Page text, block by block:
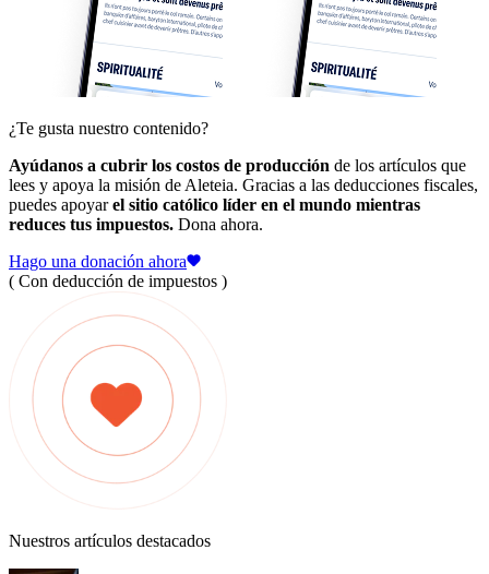
¿Te gusta nuestro contenido?
Ayúdanos a cubrir los costos de producción de los artículos que
lees y apoya la misión de Aleteia. Gracias a las deducciones fiscales,
puedes apoyarel sitio católico líder en el mundo mientras
reduces tus impuestos. Dona ahora.
Hago una donación ahora
( Con deducción de impuestos )
Nuestros artículos destacados